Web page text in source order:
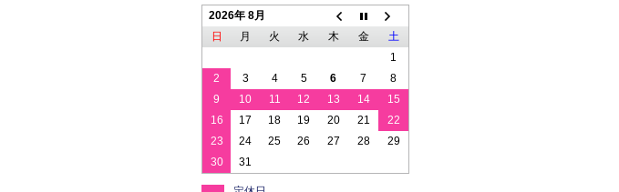
2026年 8月
日
月 火 水 木 金
土
1
2
3 4 5 6 7
8
9
10 11 12 13 14
15
16
17 18 19 20 21
22
23
24 25 26 27 28
29
30
31